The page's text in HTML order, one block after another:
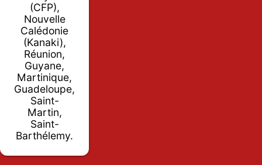
(CFP),
Nouvelle
Calédonie
(Kanaki),
Réunion,
Guyane,
Martinique,
Guadeloupe,
Saint-
Martin,
Saint-
Barthélemy.